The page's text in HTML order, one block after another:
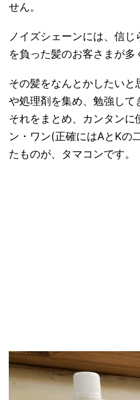
せん。
ノイズシェーンには、信
を負った髪のお客さまが多
その髪をなんとかしたいと
や処理剤を集め、勉強して
それをまとめ、カンタンに
ン・ワン(正確にはAとKの
たものが、タマコンです。